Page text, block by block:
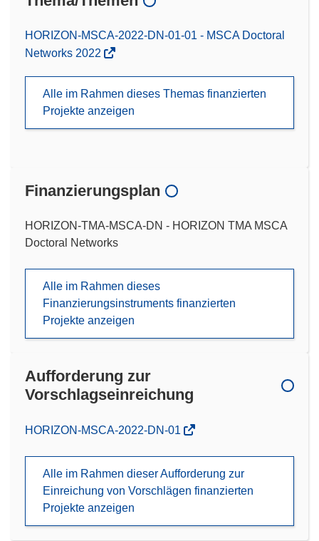
HORIZON-MSCA-2022-DN-01-01 - MSCA Doctoral
Networks 2022
Alle im Rahmen dieses Themas finanzierten
Projekte anzeigen
Finanzierungsplan
HORIZON-TMA-MSCA-DN - HORIZON TMA MSCA
Doctoral Networks
Alle im Rahmen dieses
Finanzierungsinstruments finanzierten
Projekte anzeigen
Aufforderung zur
Vorschlagseinreichung
(öffnet
Fenster)
HORIZON-MSCA-2022-DN-01
Alle im Rahmen dieser Aufforderung zur
Einreichung von Vorschlägen finanzierten
Projekte anzeigen